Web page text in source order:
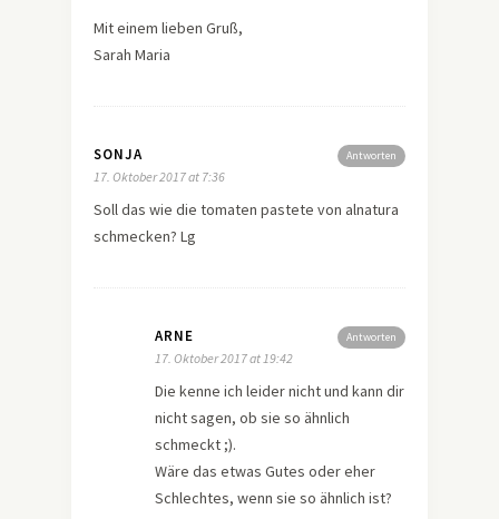
Mit einem lieben Gruß,
Sarah Maria
Antworten
SONJA
17. Oktober 2017 at 7:36
Soll das wie die tomaten pastete von alnatura
schmecken? Lg
Antworten
ARNE
17. Oktober 2017 at 19:42
Die kenne ich leider nicht und kann dir
nicht sagen, ob sie so ähnlich
schmeckt ;).
Wäre das etwas Gutes oder eher
Schlechtes, wenn sie so ähnlich ist?